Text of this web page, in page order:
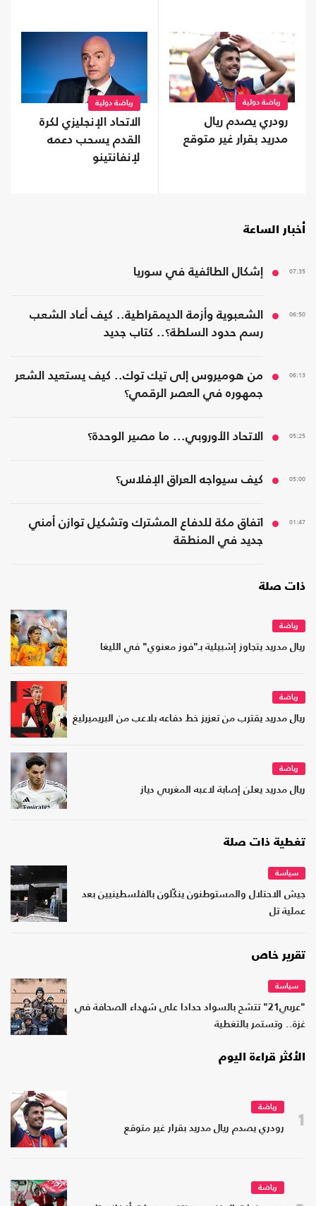
رياضة دولية
رودري يصدم ريال
مدريد بقرار غير متوقع
رياضة دولية
الاتحاد الإنجليزي لكرة
القدم يسحب دعمه
لإنفانتينو
أخبار الساعة
07:35 إشكال الطائفية في سوريا
06:50
الشعبوية وأزمة الديمقراطية.. كيف أعاد الشعب
رسم حدود السلطة؟.. كتاب جديد
06:13
من هوميروس إلى تيك توك.. كيف يستعيد الشعر
جمهوره في العصر الرقمي؟
05:25 الاتحاد الأوروبي... ما مصير الوحدة؟
05:00 كيف سيواجه العراق الإفلاس؟
01:47
اتفاق مكة للدفاع المشترك وتشكيل توازن أمني
جديد في المنطقة
ذات صلة
رياضة
ريال مدريد يتجاوز إشبيلية بـ"فوز معنوي" في الليغا
رياضة
ريال مدريد يقترب من تعزيز خط دفاعه بلاعب من البريميرليغ
رياضة
ريال مدريد يعلن إصابة لاعبه المغربي دياز
تغطية ذات صلة
سياسة
جيش الاحتلال والمستوطنون ينكّلون بالفلسطينيين بعد
عملية تل
تقرير خاص
سياسة
"عربي21" تتشح بالسواد حدادا على شهداء الصحافة في
غزة.. وتستمر بالتغطية
الأكثر قراءة اليوم
1
رياضة
رودري يصدم ريال مدريد بقرار غير متوقع
رياضة